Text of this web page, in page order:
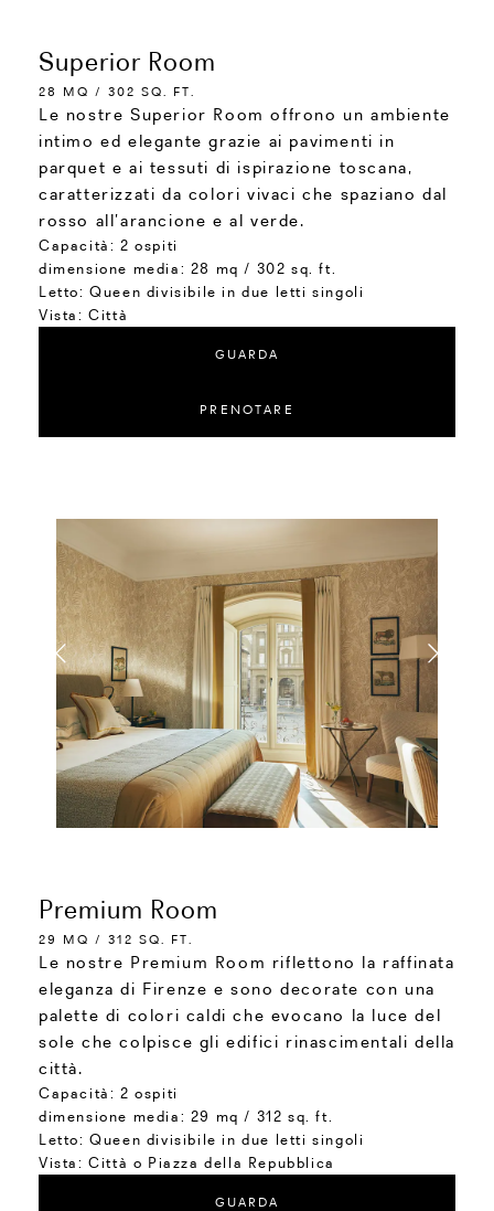
Superior Room
28 MQ / 302 SQ. FT.
Le nostre Superior Room offrono un ambiente
intimo ed elegante grazie ai pavimenti in
parquet e ai tessuti di ispirazione toscana,
caratterizzati da colori vivaci che spaziano dal
rosso all’arancione e al verde.
Capacità: 2 ospiti
dimensione media: 28 mq / 302 sq. ft.
Letto:Queen divisibile in due letti singoli
Vista:Città
GUARDA
PRENOTARE
Premium Room
29 MQ / 312 SQ. FT.
Le nostre Premium Room riflettono la raffinata
eleganza di Firenze e sono decorate con una
palette di colori caldi che evocano la luce del
sole che colpisce gli edifici rinascimentali della
città.
Capacità: 2 ospiti
dimensione media: 29 mq / 312 sq. ft.
Letto:Queen divisibile in due letti singoli
Vista:Città o Piazza della Repubblica
GUARDA